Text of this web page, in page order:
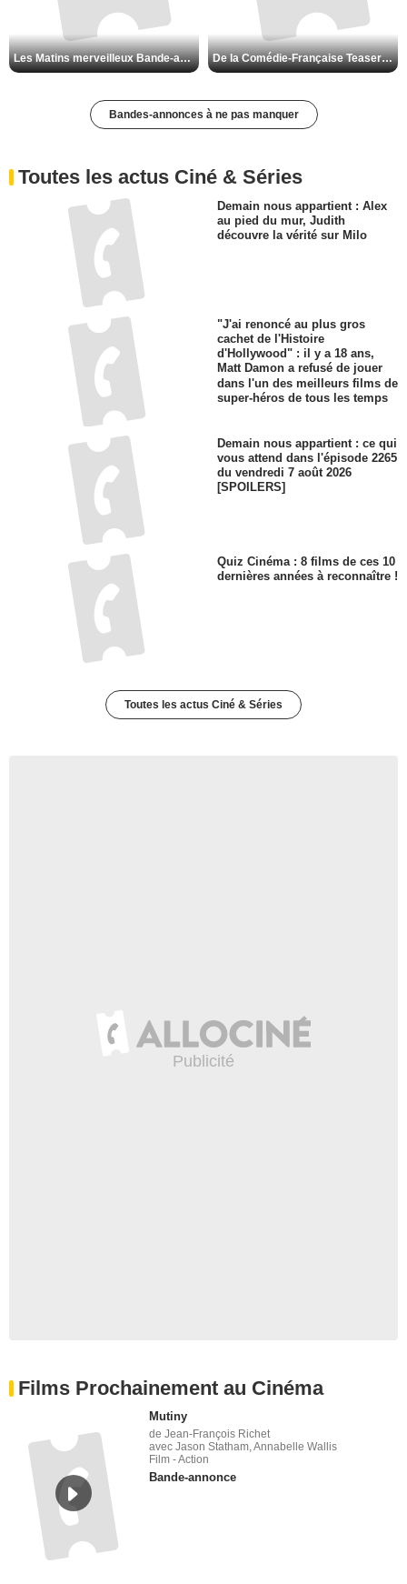
Les Matins merveilleux Bande-annonce VF De la Comédie-Française Teaser VF
Bandes-annonces à ne pas manquer
Toutes les actus Ciné & Séries
Demain nous appartient : Alex
au pied du mur, Judith
découvre la vérité sur Milo
"J'ai renoncé au plus gros
cachet de l'Histoire
d'Hollywood" : il y a 18 ans,
Matt Damon a refusé de jouer
dans l'un des meilleurs films de
super-héros de tous les temps
Demain nous appartient : ce qui
vous attend dans l'épisode 2265
du vendredi 7 août 2026
[SPOILERS]
Quiz Cinéma : 8 films de ces 10
dernières années à reconnaître !
Toutes les actus Ciné & Séries
Films Prochainement au Cinéma
Mutiny
de Jean-François Richet
avec Jason Statham, Annabelle Wallis
Film - Action
Bande-annonce